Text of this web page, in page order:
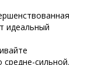
идеальный
сильной.